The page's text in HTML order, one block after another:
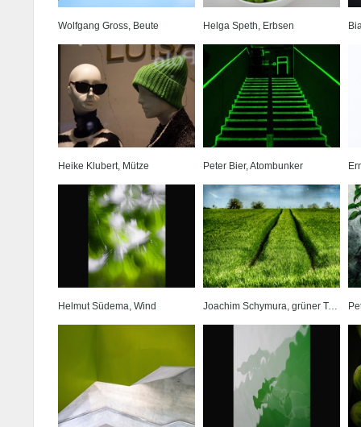
Wolfgang Gross, Beute Helga Speth, Erbsen
Heike Klubert, Mütze Peter Bier, Atombunker
Helmut Südema, Wind Joachim Schymura, grüner Teppich